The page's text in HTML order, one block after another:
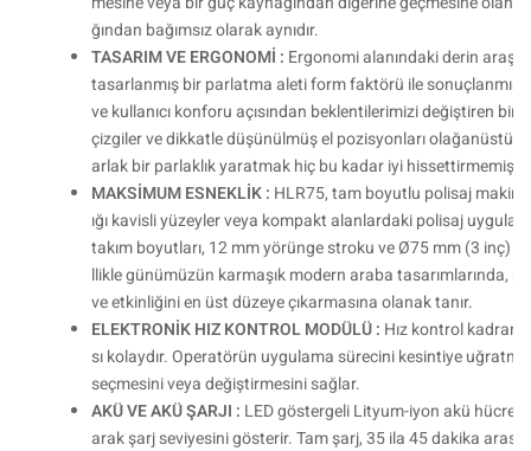
ğından bağımsız olarak aynıdır.
TASARIM VE ERGONOMİ : Ergonomi alanındaki derin
tasarlanmış bir parlatma aleti form faktörü ile sonuçlanmıştır.
ve kullanıcı konforu açısından beklentilerimizi değiştiren bir
çizgiler ve dikkatle düşünülmüş el pozisyonları olağanüstü
arlak bir parlaklık yaratmak hiç bu kadar iyi hissettirmemişti.
MAKSİMUM ESNEKLİK : HLR75, tam boyutlu polisaj
ığı kavisli yüzeyler veya kompakt alanlardaki polisaj
takım boyutları, 12 mm yörünge stroku ve Ø75 mm (3 inç)
llikle günümüzün karmaşık modern araba tasarımlarında,
ve etkinliğini en üst düzeye çıkarmasına olanak tanır.
ELEKTRONİK HIZ KONTROL MODÜLÜ : Hız kontrol
sı kolaydır. Operatörün uygulama sürecini kesintiye
seçmesini veya değiştirmesini sağlar.
AKÜ VE AKÜ ŞARJI : LED göstergeli Lityum-iyon akü
arak şarj seviyesini gösterir. Tam şarj, 35 ila 45 dakika